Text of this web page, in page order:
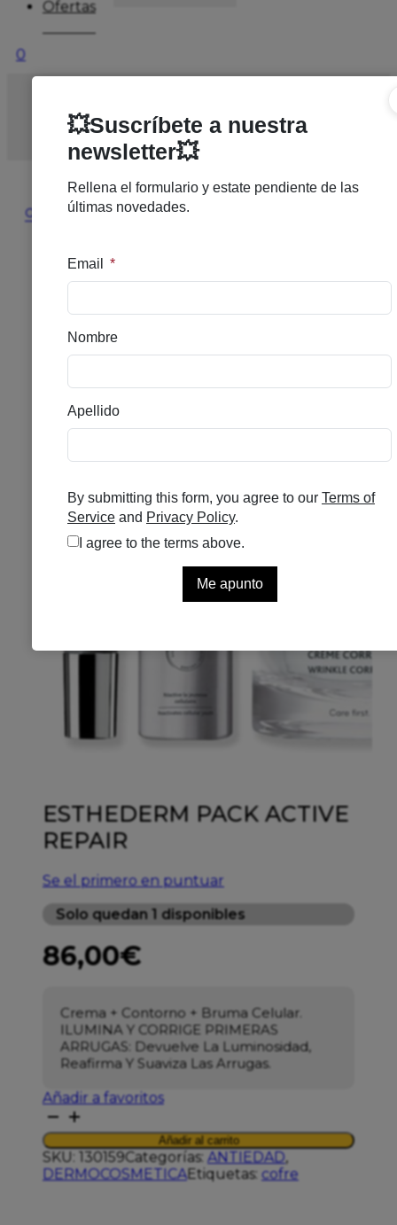
Ofertas
0
DERMOCOSMETICA
PACK ACTIVE REPAIR
🔍
ESTHEDERM PACK ACTIVE
REPAIR
Se el primero en puntuar
Solo quedan 1 disponibles
86,00€
Crema + Contorno + Bruma Celular.
ILUMINA Y CORRIGE PRIMERAS
ARRUGAS: Devuelve La Luminosidad,
Reafirma Y Suaviza Las Arrugas.
Añadir a favoritos
ESTHEDERM
PACK
ACTIVE
REPAIR
cantidad
Añadir al carrito
SKU: 130159Categorías: ANTIEDAD,
DERMOCOSMETICAEtiquetas: cofre